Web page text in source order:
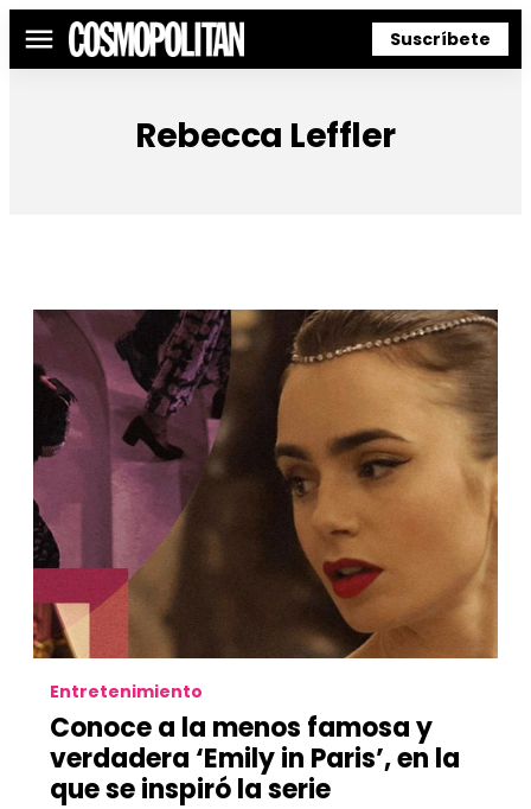
Menú Suscríbete
Rebecca Leffler
Entretenimiento
Conoce a la menos famosa y
verdadera ‘Emily in Paris’, en la
que se inspiró la serie